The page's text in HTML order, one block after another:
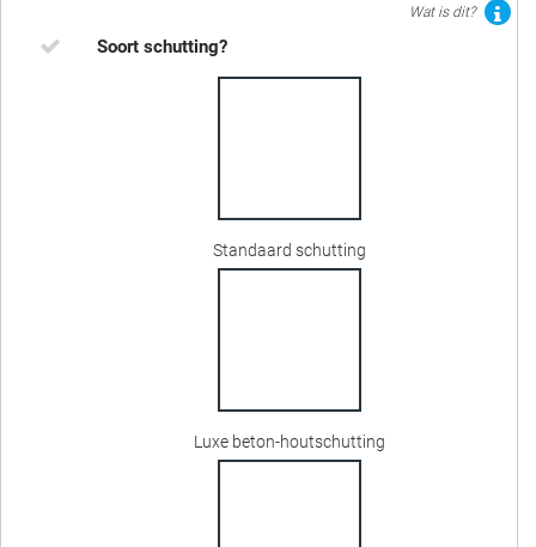
Wat is dit?
Soort schutting?
Standaard schutting
Luxe beton-houtschutting